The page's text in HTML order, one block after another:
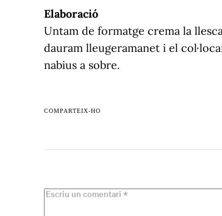
Elaboració
Untam de formatge crema la
dauram lleugeramanet i el
nabius a sobre.
COMPARTEIX-HO